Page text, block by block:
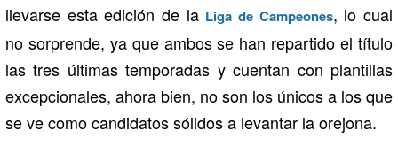
llevarse esta edición de la Liga de Campeones, lo cual
no sorprende, ya que ambos se han repartido el título
las tres últimas temporadas y cuentan con plantillas
excepcionales, ahora bien, no son los únicos a los que
se ve como candidatos sólidos a levantar la orejona.